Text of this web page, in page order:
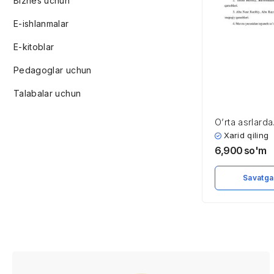
E-ishlanmalar
E-kitoblar
Pedagoglar uchun
Talabalar uchun
O’rta asrlarda
huquqiy
Xarid qiling
6,900 so'm